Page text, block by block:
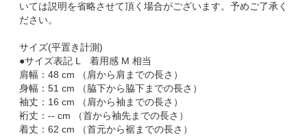
いては説明を省略させて頂く場合がございます。予めご了承く
ださい。
サイズ(平置き計測)
●サイズ表記 L 着用感 M 相当
肩幅：48 cm （肩から肩までの長さ）
身幅：51 cm （脇下から脇下までの長さ）
袖丈：16 cm （肩から袖までの長さ）
裄丈：-- cm （首から袖先までの長さ）
着丈：62 cm （首元から裾までの長さ）